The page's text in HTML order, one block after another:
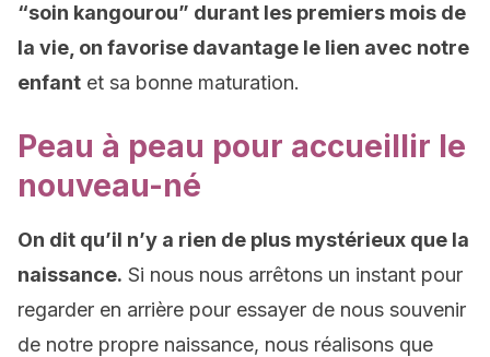
“soin kangourou” durant les premiers mois de
la vie, on favorise davantage le lien avec notre
enfant et sa bonne maturation.
Peau à peau pour accueillir le
nouveau-né
On dit qu’il n’y a rien de plus mystérieux que la
naissance. Si nous nous arrêtons un instant pour
regarder en arrière pour essayer de nous souvenir
de notre propre naissance, nous réalisons que